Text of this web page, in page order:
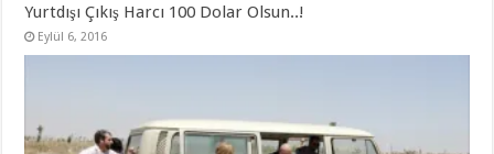
Yurtdışı Çıkış Harcı 100 Dolar Olsun..!
Eylül 6, 2016